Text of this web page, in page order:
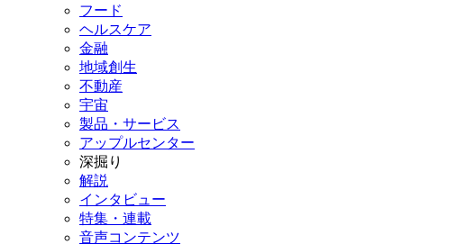
フード
ヘルスケア
金融
地域創生
不動産
宇宙
製品・サービス
アップルセンター
深掘り
解説
インタビュー
特集・連載
音声コンテンツ